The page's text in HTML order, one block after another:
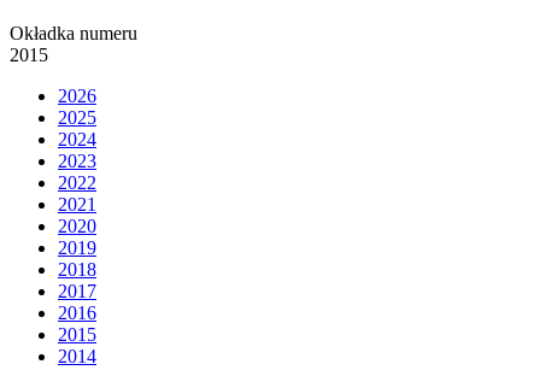
Okładka numeru
2015
2026
2025
2024
2023
2022
2021
2020
2019
2018
2017
2016
2015
2014